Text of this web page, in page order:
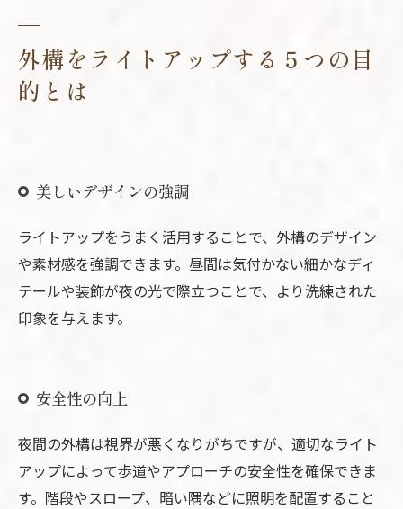
外構をライトアップする５つの目
的とは
美しいデザインの強調
ライトアップをうまく活用することで、外構のデザイン
や素材感を強調できます。昼間は気付かない細かなディ
テールや装飾が夜の光で際立つことで、より洗練された
印象を与えます。
安全性の向上
夜間の外構は視界が悪くなりがちですが、適切なライト
アップによって歩道やアプローチの安全性を確保できま
す。階段やスロープ、暗い隅などに照明を配置すること